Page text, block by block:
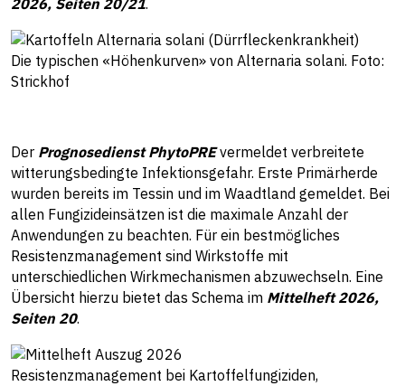
Die typischen «Höhenkurven» von Alternaria solani. Foto:
Strickhof
Der Prognosedienst PhytoPREvermeldet verbreitete
witterungsbedingte Infektionsgefahr. Erste Primärherde
wurden bereits im Tessin und im Waadtland gemeldet. Bei
allen Fungizideinsätzen ist die maximale Anzahl der
Anwendungen zu beachten. Für ein bestmögliches
Resistenzmanagement sind Wirkstoffe mit
unterschiedlichen Wirkmechanismen abzuwechseln. Eine
Übersicht hierzu bietet das Schema im Mittelheft 2026,
Seiten 20.
Resistenzmanagement bei Kartoffelfungiziden,